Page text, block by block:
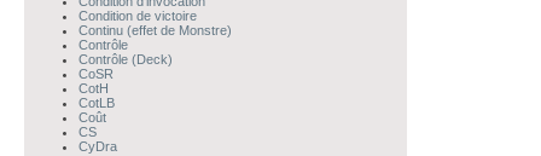
Condition de victoire
Continu (effet de Monstre)
Contrôle
Contrôle (Deck)
CoSR
CotH
CotLB
Coût
CS
CyDra